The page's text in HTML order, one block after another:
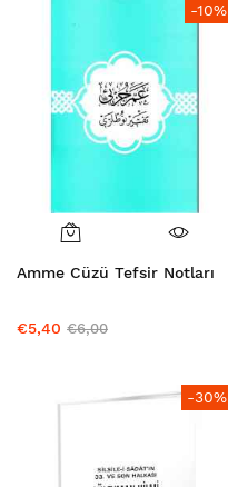
-10%
Amme Cüzü Tefsir Notları
€5,40 €6,00
-30%